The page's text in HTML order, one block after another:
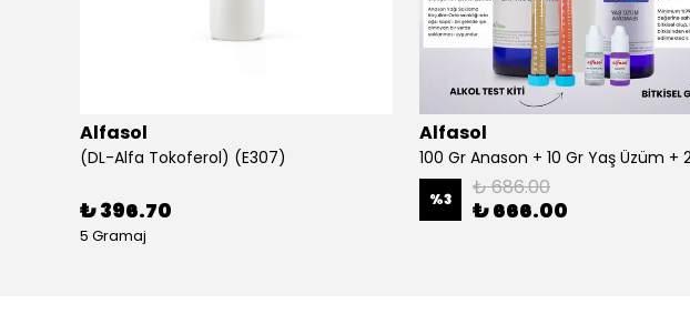
Alfasol
(DL-Alfa Tokoferol) (E307)
₺ 396.70
5 Gramaj
Alfasol
%3 ₺ 686.00
₺ 666.00